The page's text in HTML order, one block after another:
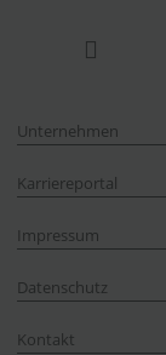
Unternehmen
Karriereportal
Impressum
Datenschutz
Kontakt